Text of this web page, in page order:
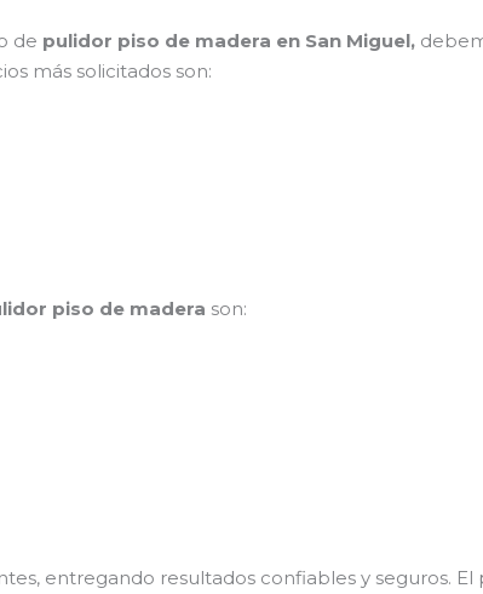
de pulidor piso de madera en San Miguel,
más solicitados son:
piso de madera son:
entregando resultados confiables y seguros.